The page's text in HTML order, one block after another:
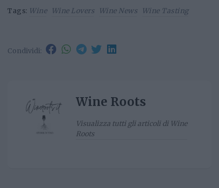
Tags: Wine Wine Lovers Wine News Wine Tasting
Condividi:
Wine Roots
Visualizza tutti gli articoli di Wine
Roots